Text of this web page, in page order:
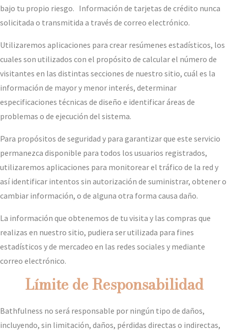
bajo tu propio riesgo. Información de tarjetas de crédito nunca
solicitada o transmitida a través de correo electrónico.
Utilizaremos aplicaciones para crear resúmenes estadísticos, los
cuales son utilizados con el propósito de calcular el número de
visitantes en las distintas secciones de nuestro sitio, cuál es la
información de mayor y menor interés, determinar
especificaciones técnicas de diseño e identificar áreas de
problemas o de ejecución del sistema.
Para propósitos de seguridad y para garantizar que este servicio
permanezca disponible para todos los usuarios registrados,
utilizaremos aplicaciones para monitorear el tráfico de la red y
así identificar intentos sin autorización de suministrar, obtener o
cambiar información, o de alguna otra forma causa daño.
La información que obtenemos de tu visita y las compras que
realizas en nuestro sitio, pudiera ser utilizada para fines
estadísticos y de mercadeo en las redes sociales y mediante
correo electrónico.
Límite de Responsabilidad
Bathfulness no será responsable por ningún tipo de daños,
incluyendo, sin limitación, daños, pérdidas directas o indirectas,